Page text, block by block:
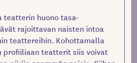
teatterin huono tasa-
rajoittavan naisten intoa
teattereihin. Kohottamalla
profiiliaan teatterit siis voivat